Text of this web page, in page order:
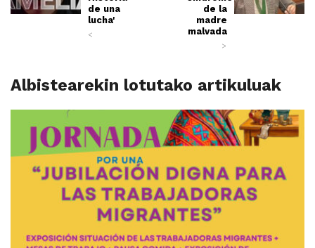
de una
lucha'
<
de la
madre
malvada
>
Albistearekin lotutako artikuluak